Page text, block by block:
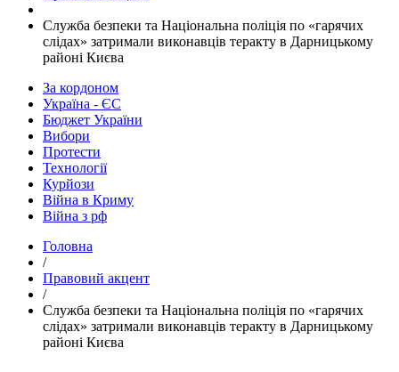
​Служба безпеки та Національна поліція по «гарячих
слідах» затримали виконавців теракту в Дарницькому
районі Києва
За кордоном
Україна - ЄС
Бюджет України
Вибори
Протести
Технології
Курйози
Війна в Криму
Війна з рф
Головна
/
Правовий акцент
/
​Служба безпеки та Національна поліція по «гарячих
слідах» затримали виконавців теракту в Дарницькому
районі Києва